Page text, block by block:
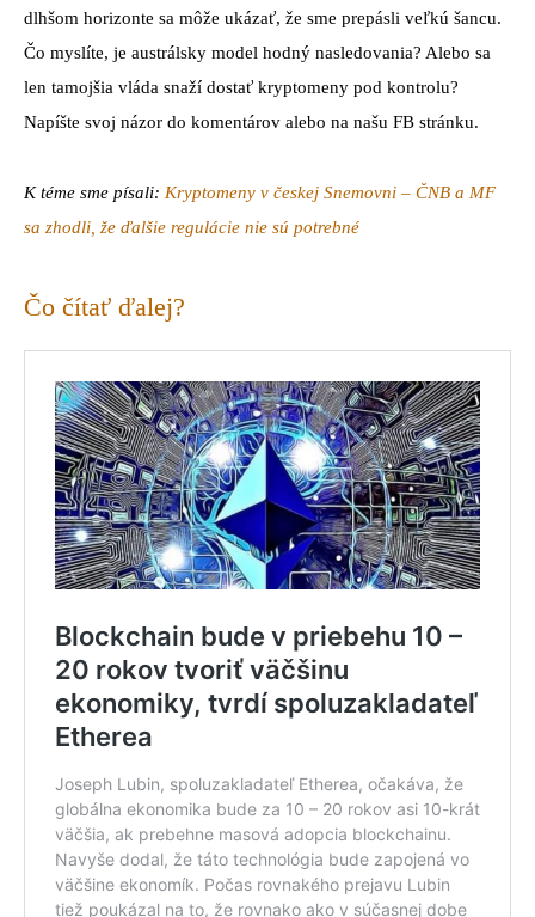
dlhšom horizonte sa môže ukázať, že sme prepásli veľkú šancu.
Čo myslíte, je austrálsky model hodný nasledovania? Alebo sa
len tamojšia vláda snaží dostať kryptomeny pod kontrolu?
Napíšte svoj názor do komentárov alebo na našu FB stránku.
K téme sme písali: Kryptomeny v českej Snemovni – ČNB a MF
sa zhodli, že ďalšie regulácie nie sú potrebné
Čo čítať ďalej?